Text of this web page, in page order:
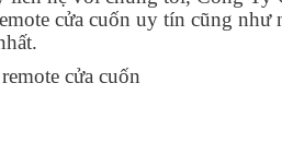
cửa cuốn uy tín cũng như
cửa cuốn